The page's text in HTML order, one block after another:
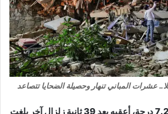
عشرات المباني تنهار وحصيلة الضحايا تتصاعد
ووقع الزلزال الأول بقوة 7.2 درجة، أعقبه بعد 39 ثانية زلزال آخر بلغت